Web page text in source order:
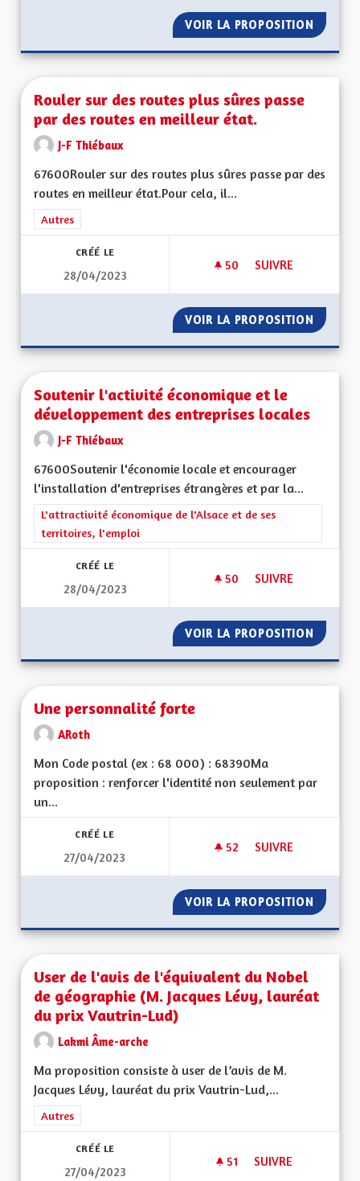
VOIR LA PROPOSITION
Rouler sur des routes plus sûres passe
par des routes en meilleur état.
J-F Thiébaux
67600Rouler sur des routes plus sûres passe par des
routes en meilleur état.Pour cela, il...
Filtrer les résultats de la catégorie : Autres
Autres
CRÉÉ LE
28/04/2023
50 50 ABONNÉS
SUIVRE
VOIR LA PROPOSITION
Soutenir l'activité économique et le
développement des entreprises locales
J-F Thiébaux
67600Soutenir l'économie locale et encourager
l'installation d'entreprises étrangères et par la...
Filtrer les résultats de la catégorie : L'attractivité
L'attractivité économique de l'Alsace et de ses
territoires, l'emploi
CRÉÉ LE
28/04/2023
50 50 ABONNÉS
SUIVRE
VOIR LA PROPOSITION
Une personnalité forte
ARoth
Mon Code postal (ex : 68 000) : 68390Ma
proposition : renforcer l'identité non seulement par
un...
CRÉÉ LE
27/04/2023
52 52 ABONNÉS
SUIVRE
VOIR LA PROPOSITION UNE
User de l'avis de l'équivalent du Nobel
de géographie (M. Jacques Lévy, lauréat
du prix Vautrin-Lud)
Lakmi Âme-arche
Ma proposition consiste à user de l’avis de M.
Jacques Lévy, lauréat du prix Vautrin-Lud,...
Filtrer les résultats de la catégorie : Autres
Autres
CRÉÉ LE
27/04/2023
51 51 ABONNÉS
SUIVRE